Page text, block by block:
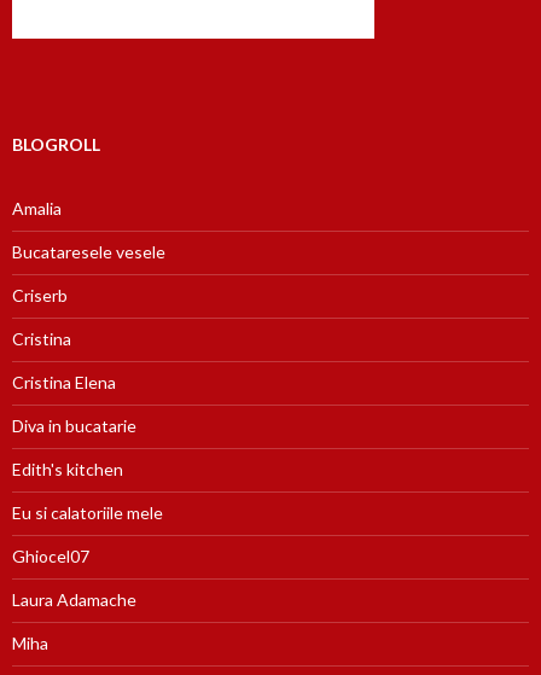
BLOGROLL
Amalia
Bucataresele vesele
Criserb
Cristina
Cristina Elena
Diva in bucatarie
Edith's kitchen
Eu si calatoriile mele
Ghiocel07
Laura Adamache
Miha